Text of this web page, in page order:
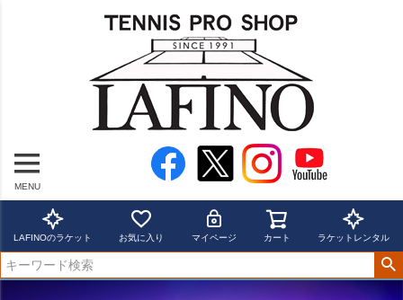
MENU
LAFINOのラケット お気に入り マイページ カート ラケットレンタル